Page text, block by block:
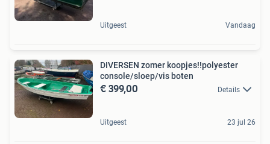
Uitgeest Vandaag
DIVERSEN zomer koopjes!!polyester
console/sloep/vis boten
€ 399,00 Details
Uitgeest 23 jul 26